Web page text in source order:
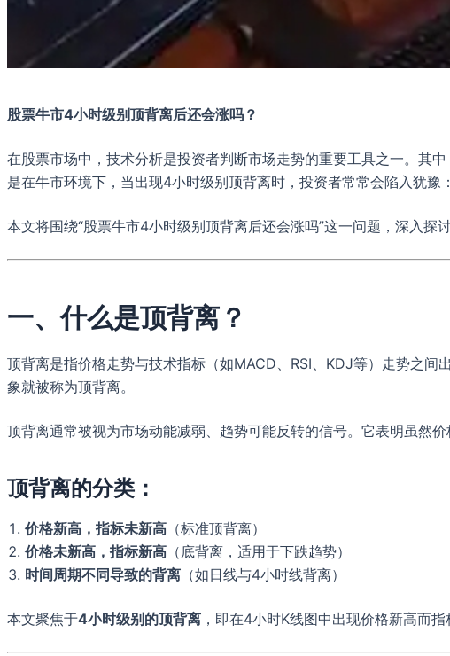
股票牛市4小时级别顶背离后还会涨吗？
在股票市场中，技术分析是投资者判断市场走势的重要工具之一。其
是在牛市环境下，当出现4小时级别顶背离时，投资者常常会陷入犹
本文将围绕“股票牛市4小时级别顶背离后还会涨吗”这一问题，深入探
一、什么是顶背离？
顶背离是指价格走势与技术指标（如MACD、RSI、KDJ等）走势之
象就被称为顶背离。
顶背离通常被视为市场动能减弱、趋势可能反转的信号。它表明虽然
顶背离的分类：
价格新高，指标未新高 （标准顶背离）
价格未新高，指标新高 （底背离，适用于下跌趋势）
时间周期不同导致的背离 （如日线与4小时线背离）
本文聚焦于4小时级别的顶背离 ，即在4小时K线图中出现价格新高而指